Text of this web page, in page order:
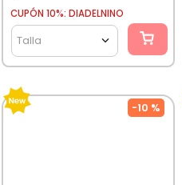
CUPÓN 10%: DIADELNINO
Talla
-10 %